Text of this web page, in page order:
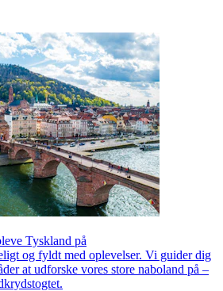
Tyskland på
og fyldt med oplevelser. Vi guider dig
at udforske vores store naboland på –